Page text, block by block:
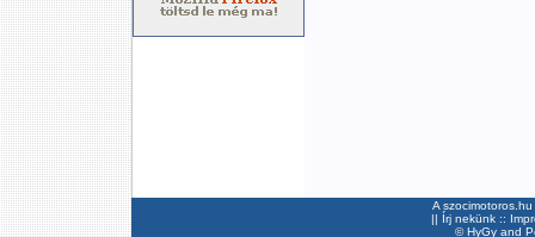
A
|| Írj nekünk ::
©HyGyand